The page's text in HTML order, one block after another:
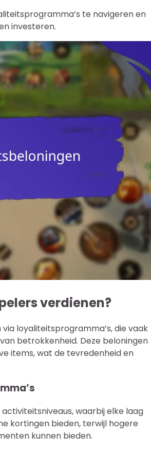
te navigeren en
investeren.
verdienen?
loyaliteitsprogramma’s, die vaak
betrokkenheid. Deze beloningen
items, wat de tevredenheid en
waarbij elke laag
kortingen bieden, terwijl hogere
kunnen bieden.